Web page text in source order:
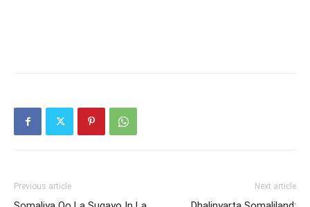
Previous article Next article